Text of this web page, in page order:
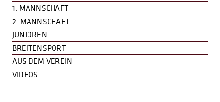
1. MANNSCHAFT
2. MANNSCHAFT
JUNIOREN
BREITENSPORT
AUS DEM VEREIN
VIDEOS